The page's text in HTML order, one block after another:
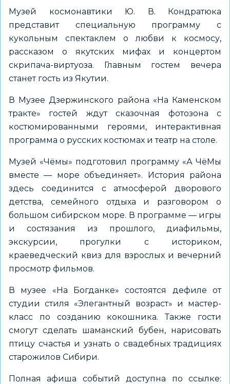
Музей космонавтики Ю. В. Кондратюка
представит специальную программу с
кукольным спектаклем о любви к космосу,
рассказом о якутских мифах и концертом
скрипача-виртуоза. Главным гостем вечера
станет гость из Якутии.
В Музее Дзержинского района «На Каменском
тракте» гостей ждут сказочная фотозона с
костюмированными героями, интерактивная
программа о русских костюмах и театр на столе.
Музей «Чёмы» подготовил программу «А ЧёМы
вместе — море объединяет». История района
здесь соединится с атмосферой дворового
детства, семейного отдыха и разговором о
большом сибирском море. В программе — игры
и состязания из прошлого, диафильмы,
экскурсии, прогулки с историком,
краеведческий квиз для взрослых и вечерний
просмотр фильмов.
В музее «На Богданке» состоятся дефиле от
студии стиля «Элегантный возраст» и мастер-
класс по созданию кокошника. Также гости
смогут сделать шаманский бубен, нарисовать
птицу счастья и узнать о свадебных традициях
старожилов Сибири.
Полная афиша событий доступна по ссылке: